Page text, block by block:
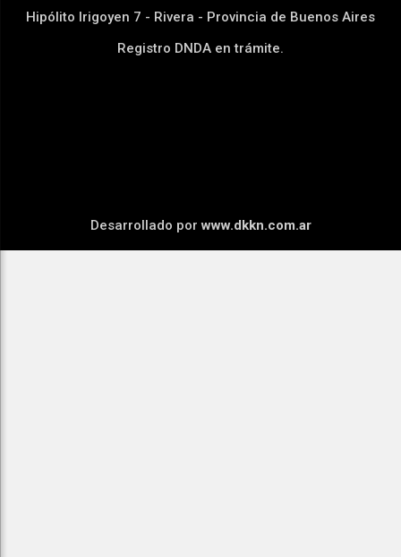
Hipólito Irigoyen 7 - Rivera - Provincia de Buenos Aires
Registro DNDA en trámite.
Desarrollado porwww.dkkn.com.ar